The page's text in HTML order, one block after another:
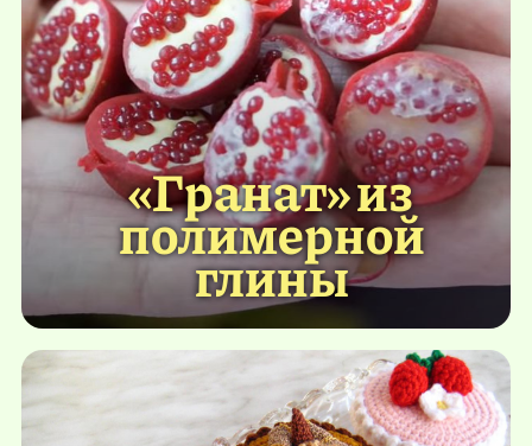
«Гранат» из
полимерной
глины